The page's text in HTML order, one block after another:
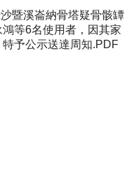
暨溪崙納骨塔疑骨骸罈
等6名使用者，因其家
予公示送達周知.PDF